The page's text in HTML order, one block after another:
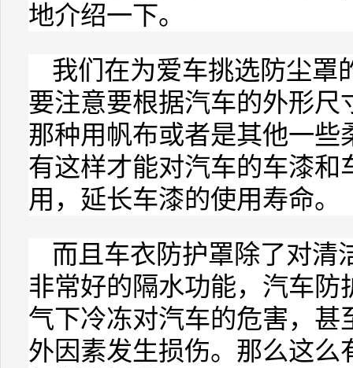
地介绍一下。
我们在为爱车挑选防尘罩
要注意要根据汽车的外形
那种用帆布或者是其他一
有这样才能对汽车的车漆
用，延长车漆的使用寿命。
而且 车衣防护罩除了对清
非常好的隔水功能，汽车
气下冷冻对汽车的危害，
外因素发生损伤。那么这